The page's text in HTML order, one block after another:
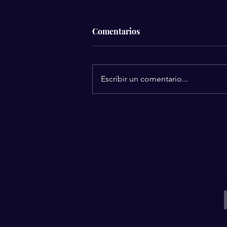
Comentarios
Escribir un comentario...